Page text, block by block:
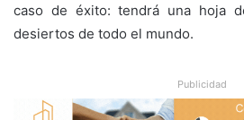
caso de éxito: tendrá una hoja
desiertos de todo el mundo.
Publicidad